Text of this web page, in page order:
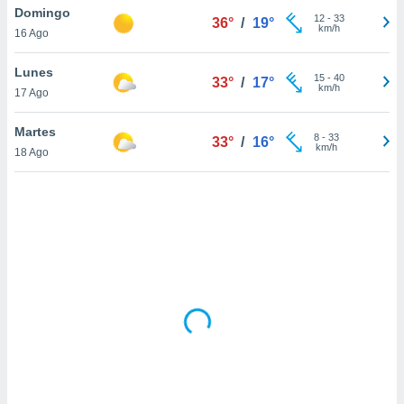
sitio
En
de que
el sitio
se
Domingo
16 Ago
36° / 19° 12- 33
km/h
Lunes
17 Ago
33° / 17° 15- 40
km/h
Martes
18 Ago
33° / 16° 8- 33
km/h